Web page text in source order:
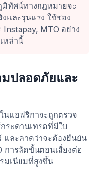
มิทัศน์ทางกฎหมายจะ
งและรุนแรง ใช้ช่อง
Instapay, MTO อย่าง
หล่านี้
ปลอดภัยและ
นแอฟริกาจะถูกตรวจ
ระดานเทรดที่มีใบ
และคาดว่าจะต้องยืนยัน
การลัดขั้นตอนเสี่ยงต่อ
มเนียมที่สูงขึ้น